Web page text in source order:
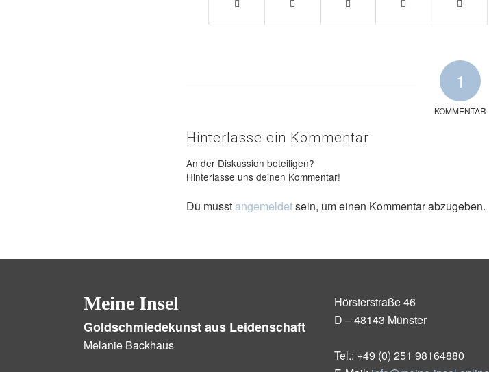
1
KOMMENTAR
Hinterlasse ein Kommentar
An der Diskussion beteiligen?
Hinterlasse uns deinen Kommentar!
Du musst angemeldetsein, um einen Kommentar abzugeben.
Meine Insel
Goldschmiedekunst aus Leidenschaft
Melanie Backhaus
Hörsterstraße 46
D – 48143 Münster
Tel.: +49 (0) 251 98164880